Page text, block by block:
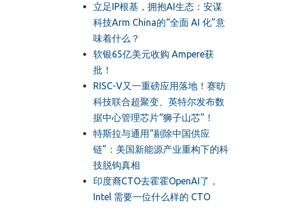
立足IP根基，拥抱AI生态：安谋
科技Arm China的“全面 AI 化”意
味着什么？
软银65亿美元收购 Ampere获
批！
RISC-V又一重磅应用落地！赛昉
科技联合超聚变、英特尔发布数
据中心管理芯片“狮子山芯"！
特斯拉与通用“剔除中国供应
链”：美国新能源产业重构下的科
技脱钩真相
印度裔CTO去霍霍OpenAI了，
Intel 需要一位什么样的 CTO